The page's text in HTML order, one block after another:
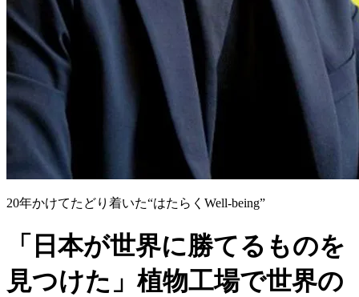
20年かけてたどり着いた“はたらくWell-being”
「日本が世界に勝てるものを
見つけた」植物工場で世界の